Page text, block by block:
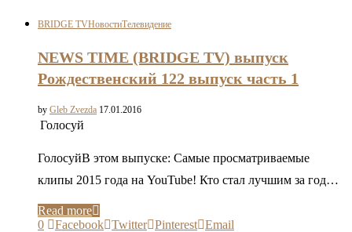
BRIDGE TVНовостиТелевидение
NEWS TIME (BRIDGE TV) выпуск
Рождественский 122 выпуск часть 1
by Gleb Zvezda 17.01.2016
Голосуй
ГолосуйВ этом выпуске: Самые просматриваемые
клипы 2015 года на YouTubе! Кто стал лучшим за год…
Read more
0
Facebook Twitter Pinterest Email